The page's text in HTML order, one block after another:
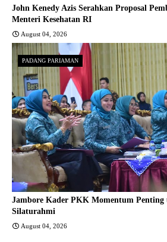
John Kenedy Azis Serahkan Proposal
Menteri Kesehatan RI
August 04, 2026
PADANG PARIAMAN
Jambore Kader PKK Momentum
Silaturahmi
August 04, 2026